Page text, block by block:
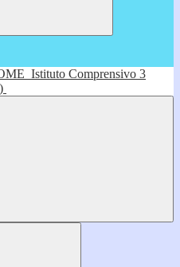
Istituto Comprensivo 3